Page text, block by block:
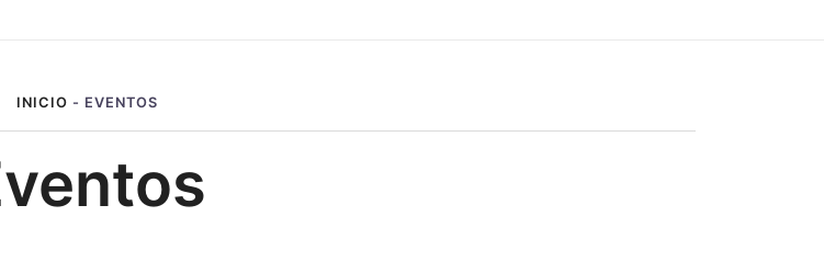
INICIO - EVENTOS